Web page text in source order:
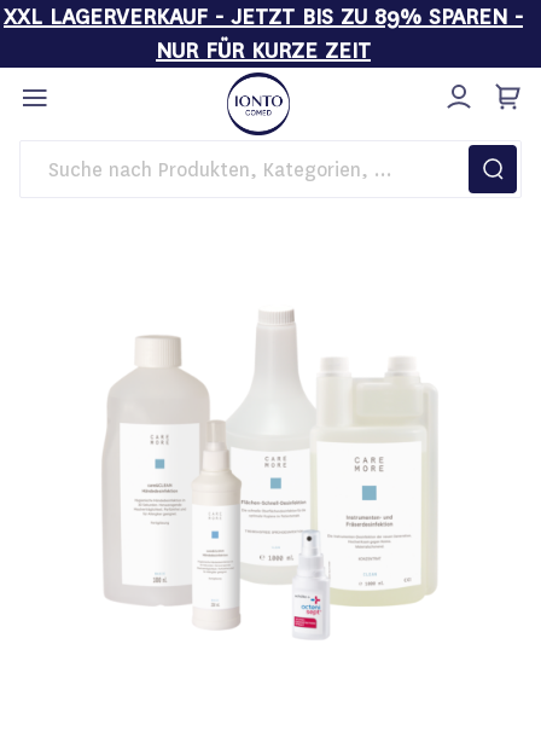
XXL LAGERVERKAUF - JETZT BIS ZU 89% SPAREN -
NUR FÜR KURZE ZEIT
Direkt
zum
Inhalt
Startseite Hygiene Hygiene-Sets Basic Hygiene-Set